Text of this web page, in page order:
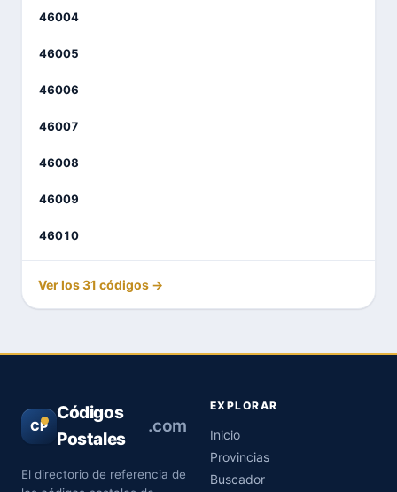
46004
46005
46006
46007
46008
46009
46010
Ver los 31 códigos →
CP
Códigos
Postales
.com
El directorio de referencia de
EXPLORAR
Inicio
Provincias
Buscador